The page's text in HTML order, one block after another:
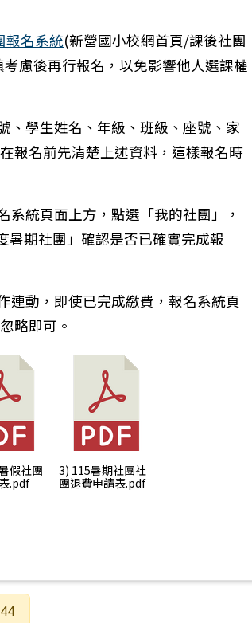
期一覽表
報名系統(新營國小校網首頁/課後社團
慮後再行報名，以免影響他人選課權
、學生姓名、年級、班級、座號、家
報名前先清楚上述資料，這樣報名時
系統頁面上方，點選「我的社團」，
暑期社團」確認是否已確實完成報
連動，即使已完成繳費，報名系統頁
略即可。
假社團
.pdf
3) 115暑期社團社
團退費申請表.pdf